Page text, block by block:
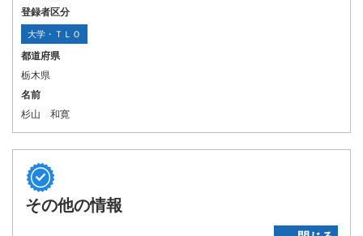
登録者区分
大学・ＴＬＯ
都道府県
栃木県
名前
杉山 和寛
その他の情報